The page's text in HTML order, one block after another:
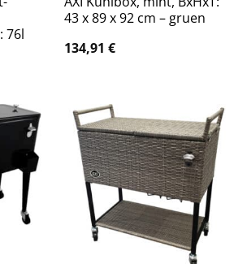
76l
43 x 89 x 92 cm – gruen
134,91€